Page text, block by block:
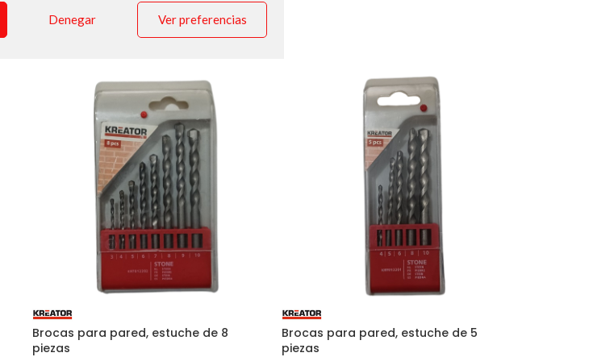
Denegar Ver preferencias
Consumibles, accesorios y herramienta
pequeña
€ unidad
Brocas para pared, estuche de 8
piezas
Brocas para pared, estuche de 5
piezas